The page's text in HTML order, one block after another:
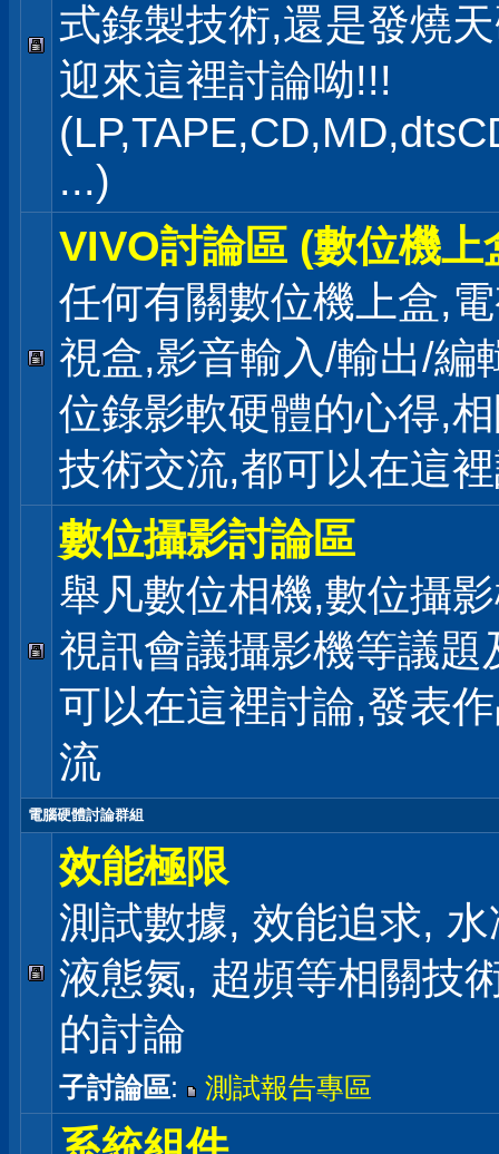
式錄製技術,還是發燒
迎來這裡討論呦!!!
...)
VIVO討論區 (數位機上
任何有關數位機上盒,
視盒,影音輸入/輸出/編
位錄影軟硬體的心得,
技術交流,都可以在這
數位攝影討論區
舉凡數位相機,數位攝
視訊會議攝影機等議題
可以在這裡討論,發表
流
電腦硬體討論群組
效能極限
測試數據, 效能追求,
液態氮, 超頻等相關技
的討論
子討論區: 測試報告專區